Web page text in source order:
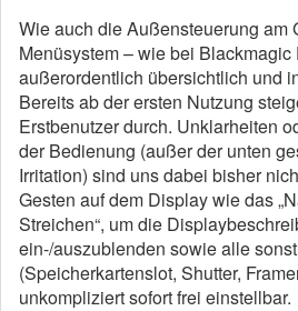
Wie auch die Außensteuerung am
Menüsystem – wie bei
außerordentlich übersichtlich und
Bereits ab der ersten Nutzung
Erstbenutzer durch. Unklarheiten
der Bedienung (außer der unten
Irritation) sind uns dabei bisher
Gesten auf dem Display wie das
Streichen“, um die
ein-/auszublenden sowie alle
(Speicherkartenslot, Shutter,
unkompliziert sofort frei einstellbar.